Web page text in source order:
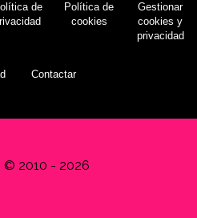
de
Política de
cookies
Gestionar
cookies y
privacidad
Contactar
© 2010 - 2026